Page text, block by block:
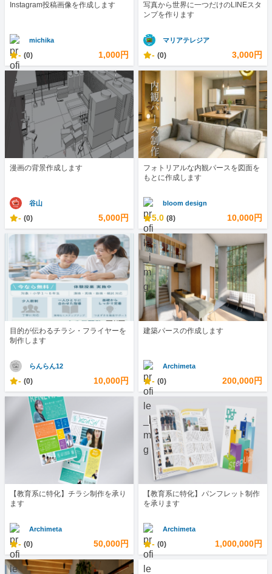
Instagram投稿画像を作成します
michika
- (0) 1,000円
写真から世界に一つだけのLINEスタ
ンプを作ります
マリアテレジア
- (0) 3,000円
漫画の背景作成します
谷山
- (0) 5,000円
フォトリアルな内観パースを図面を
もとに作成します
bloom design
5.0 (8) 10,000円
目的が伝わるチラシ・フライヤーを
制作します
らんらん12
- (0) 10,000円
建築パースの作成します
Archimeta
- (0) 200,000円
【教育系に特化】チラシ制作を承り
ます
Archimeta
- (0) 50,000円
【教育系に特化】パンフレット制作
を承ります
Archimeta
- (0) 1,000,000円